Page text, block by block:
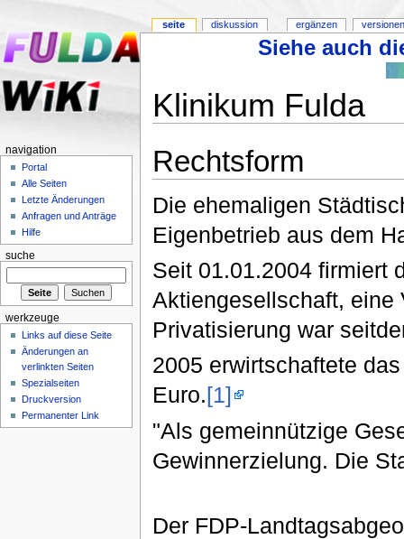
Siehe auch
Klinikum Fulda
Rechtsform
Die ehemaligen
Eigenbetrieb aus dem
Seit 01.01.2004 firmiert
Aktiengesellschaft, eine
Privatisierung war
2005 erwirtschaftete
Euro.[1]
"Als gemeinnützige
Gewinnerzielung. Die
Der FDP-
seite diskussion ergänzen
navigation
Portal
Alle Seiten
Letzte Änderungen
Anfragen und Anträge
Hilfe
suche
werkzeuge
Links auf diese Seite
Änderungen an
verlinkten Seiten
Spezialseiten
Druckversion
Permanenter Link